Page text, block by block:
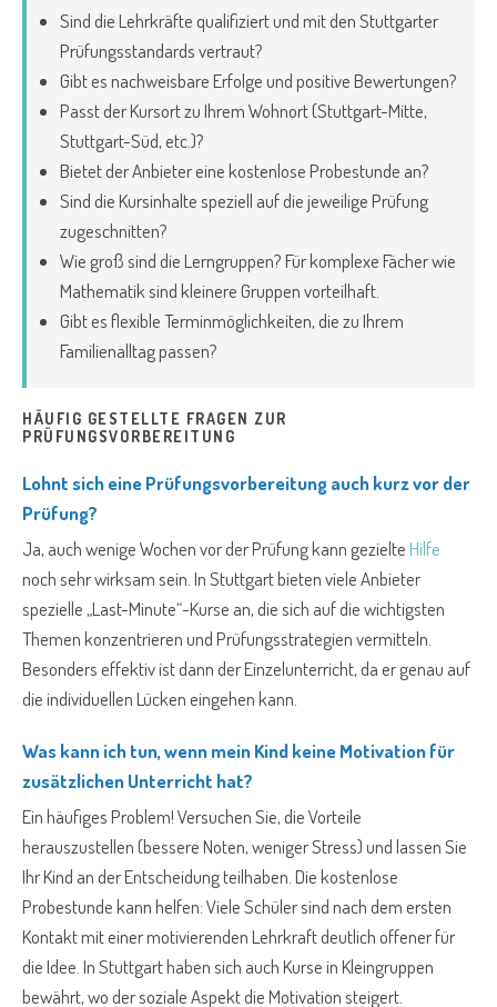
Sind die Lehrkräfte qualifiziert und mit den Stuttgarter
Prüfungsstandards vertraut?
Gibt es nachweisbare Erfolge und positive Bewertungen?
Passt der Kursort zu Ihrem Wohnort (Stuttgart-Mitte,
Stuttgart-Süd, etc.)?
Bietet der Anbieter eine kostenlose Probestunde an?
Sind die Kursinhalte speziell auf die jeweilige Prüfung
zugeschnitten?
Wie groß sind die Lerngruppen? Für komplexe Fächer wie
Mathematik sind kleinere Gruppen vorteilhaft.
Gibt es flexible Terminmöglichkeiten, die zu Ihrem
Familienalltag passen?
HÄUFIG GESTELLTE FRAGEN ZUR
PRÜFUNGSVORBEREITUNG
Lohnt sich eine Prüfungsvorbereitung auch kurz vor der
Prüfung?
Ja, auch wenige Wochen vor der Prüfung kann gezielteHilfe
noch sehr wirksam sein. In Stuttgart bieten viele Anbieter
spezielle „Last-Minute“-Kurse an, die sich auf die wichtigsten
Themen konzentrieren und Prüfungsstrategien vermitteln.
Besonders effektiv ist dann der Einzelunterricht, da er genau auf
die individuellen Lücken eingehen kann.
Was kann ich tun, wenn mein Kind keine Motivation für
zusätzlichen Unterricht hat?
Ein häufiges Problem! Versuchen Sie, die Vorteile
herauszustellen (bessere Noten, weniger Stress) und lassen Sie
Ihr Kind an der Entscheidung teilhaben. Die kostenlose
Probestunde kann helfen: Viele Schüler sind nach dem ersten
Kontakt mit einer motivierenden Lehrkraft deutlich offener für
die Idee. In Stuttgart haben sich auch Kurse in Kleingruppen
bewährt, wo der soziale Aspekt die Motivation steigert.